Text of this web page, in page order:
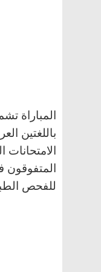
المباراة
باللغتين
الامتحانات
للفحص